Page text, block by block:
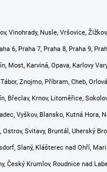
Vinohrady, Nusle, Vršovice,
6, Praha 7, Praha 8, Praha 9,
Most, Karviná, Opava, Karlovy
Znojmo, Příbram, Cheb,
Břeclav, Krnov, Litoměřice,
Vyškov, Blansko, Kutná Hora,
Svitavy, Bruntál, Uherský
Slaný, Klášterec nad Ohří,
Český Krumlov, Roudnice nad